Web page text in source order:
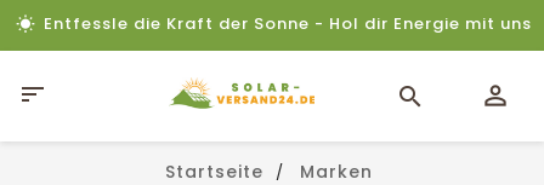
Entfessle die Kraft der Sonne - Hol dir Energie mit uns

Startseite Marken